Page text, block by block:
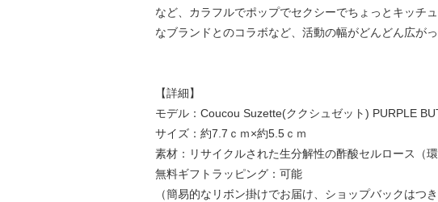
など、カラフルでポップでセクシーでちょっとキッチ
なブランドとのコラボなど、活動の幅がどんどん広が
【詳細】
モデル：Coucou Suzette(ククシュゼット) PURPLE
サイズ：約7.7ｃｍ×約5.5ｃｍ
素材：リサイクルされた生分解性の酢酸セルロース（環
無料ギフトラッピング：可能
（簡易的なリボン掛けでお届け、ショップバックはつき